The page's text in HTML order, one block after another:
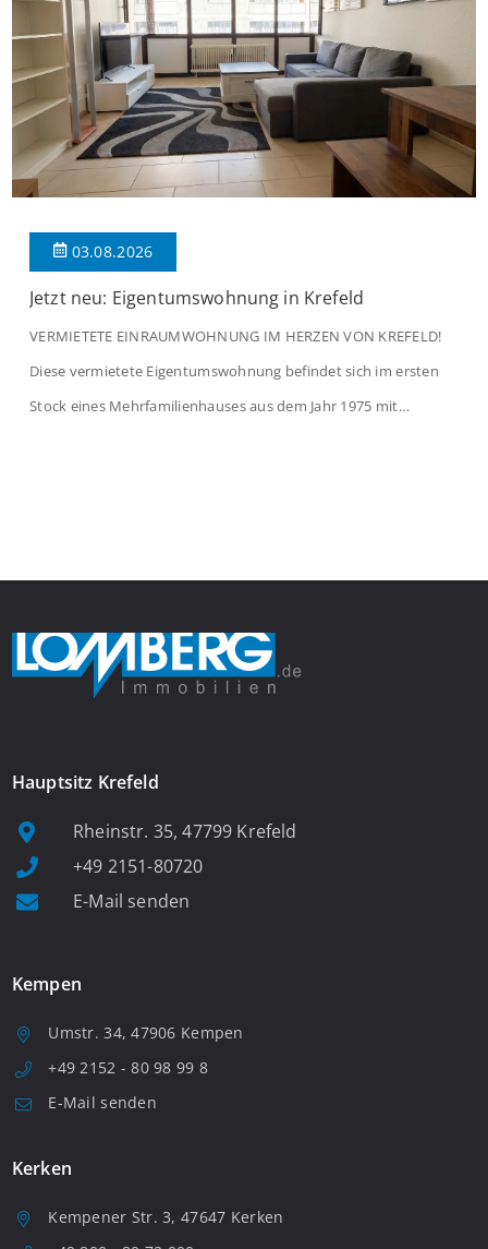
03.08.2026
Jetzt neu: Eigentumswohnung in Krefeld
VERMIETETE EINRAUMWOHNUNG IM HERZEN VON KREFELD!
Diese vermietete Eigentumswohnung befindet sich im ersten
Stock eines Mehrfamilienhauses aus dem Jahr 1975 mit
Hauptsitz Krefeld
Rheinstr. 35, 47799 Krefeld
+49 2151-80720
E-Mail senden
Kempen
Umstr. 34, 47906 Kempen
+49 2152 - 80 98 99 8
E-Mail senden
Kerken
Kempener Str. 3, 47647 Kerken